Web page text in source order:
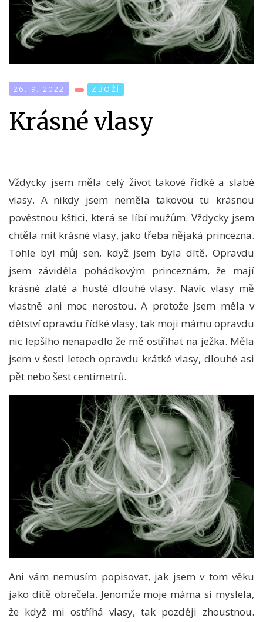
26. 9. 2022 ZBOŽÍ
Krásné vlasy
Vždycky jsem měla celý život takové řídké a slabé
vlasy. A nikdy jsem neměla takovou tu krásnou
pověstnou kštici, která se líbí mužům. Vždycky jsem
chtěla mít krásné vlasy, jako třeba nějaká princezna.
Tohle byl můj sen, když jsem byla dítě. Opravdu
jsem záviděla pohádkovým princeznám, že mají
krásné zlaté a husté dlouhé vlasy. Navíc vlasy mě
vlastně ani moc nerostou. A protože jsem měla v
dětství opravdu řídké vlasy, tak moji mámu opravdu
nic lepšího nenapadlo že mě ostříhat na ježka. Měla
jsem v šesti letech opravdu krátké vlasy, dlouhé asi
pět nebo šest centimetrů.
Ani vám nemusím popisovat, jak jsem v tom věku
jako dítě obrečela. Jenomže moje máma si myslela,
že když mi ostříhá vlasy, tak později zhoustnou.